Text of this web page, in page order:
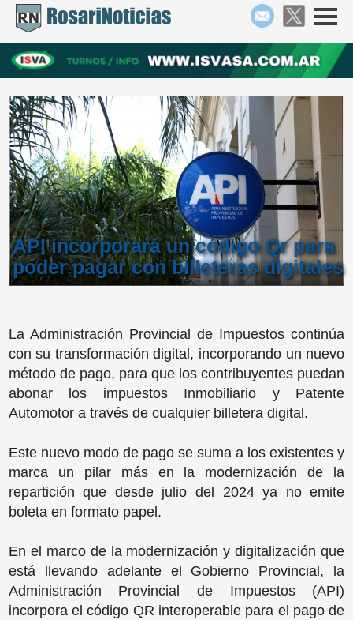
API incorporará un código Qr para
poder pagar con billeteras digitales
La Administración Provincial de Impuestos continúa
con su transformación digital, incorporando un nuevo
método de pago, para que los contribuyentes puedan
abonar los impuestos Inmobiliario y Patente
Automotor a través de cualquier billetera digital.
Este nuevo modo de pago se suma a los existentes y
marca un pilar más en la modernización de la
repartición que desde julio del 2024 ya no emite
boleta en formato papel.
En el marco de la modernización y digitalización que
está llevando adelante el Gobierno Provincial, la
Administración Provincial de Impuestos (API)
incorpora el código QR interoperable para el pago de